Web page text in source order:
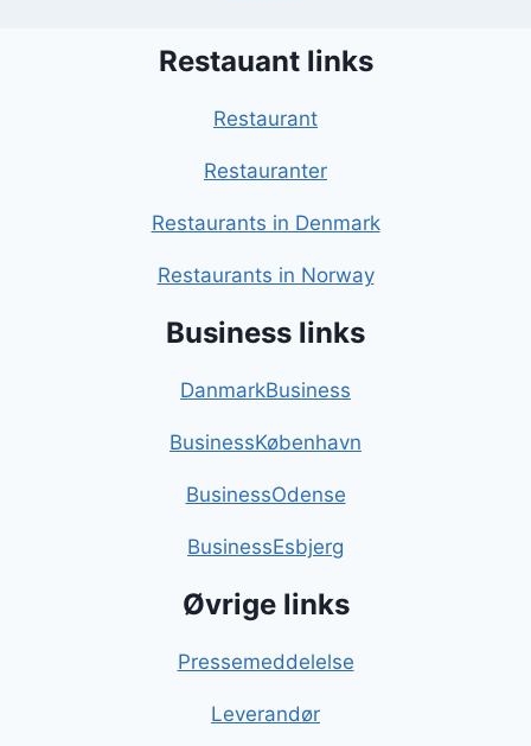
Restauant links
Restaurant
Restauranter
Restaurants in Denmark
Restaurants in Norway
Business links
DanmarkBusiness
BusinessKøbenhavn
BusinessOdense
BusinessEsbjerg
Øvrige links
Pressemeddelelse
Leverandør